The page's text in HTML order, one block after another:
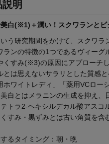
明
白(※1)＋潤い！スクワランとビ
う研究期間をかけて、スクワ
ランの特徴の1つであるヴィーグ
くすみ(※3)の原因にアプローチ
とは思えないサラリとした質感
ホワイトレディ」「薬用VCロ
とはメラニンの生成を抑え、
ラ2-ヘキシルデカル酸アスコ
み・黒ずみとは古い角質を含
るタイミング：朝・晩